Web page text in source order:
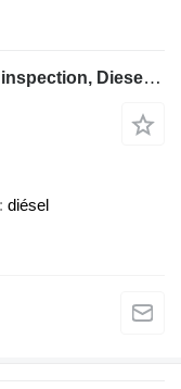
Atlas Copco QES 105 JD ST3 Valid inspection, Diesel, 105 kVA
diésel